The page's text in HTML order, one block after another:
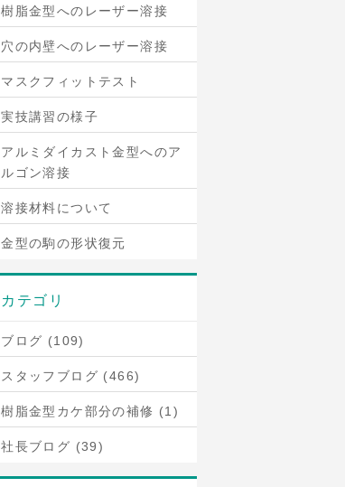
樹脂金型へのレーザー溶接
穴の内壁へのレーザー溶接
マスクフィットテスト
実技講習の様子
アルミダイカスト金型へのア
ルゴン溶接
溶接材料について
金型の駒の形状復元
カテゴリ
ブログ (109)
スタッフブログ (466)
樹脂金型カケ部分の補修 (1)
社長ブログ (39)